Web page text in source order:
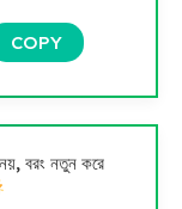
বরং নতুন করে